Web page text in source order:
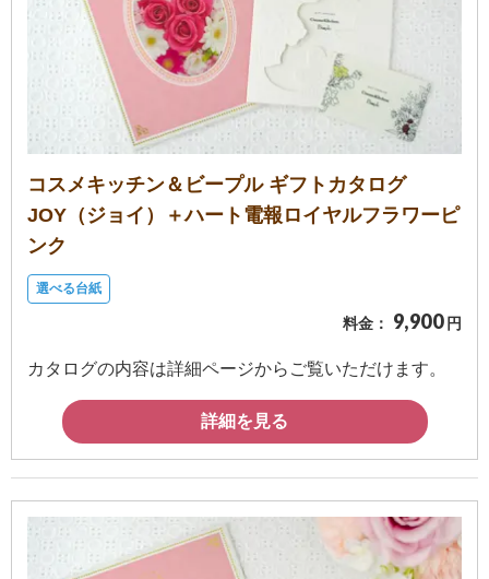
コスメキッチン＆ビープル ギフトカタログ
JOY（ジョイ）＋ハート電報ロイヤルフラワーピ
ンク
選べる台紙
料金： 9,900 円
カタログの内容は詳細ページからご覧いただけます。
詳細を見る